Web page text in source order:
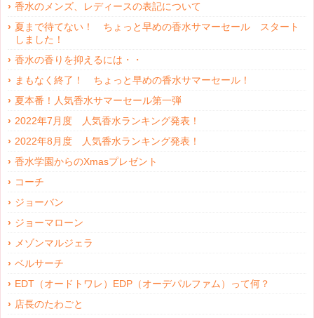
香水のメンズ、レディースの表記について
夏まで待てない！ ちょっと早めの香水サマーセール スタート
しました！
香水の香りを抑えるには・・
まもなく終了！ ちょっと早めの香水サマーセール！
夏本番！人気香水サマーセール第一弾
2022年7月度 人気香水ランキング発表！
2022年8月度 人気香水ランキング発表！
香水学園からのXmasプレゼント
コーチ
ジョーバン
ジョーマローン
メゾンマルジェラ
ベルサーチ
EDT（オードトワレ）EDP（オーデパルファム）って何？
店長のたわごと